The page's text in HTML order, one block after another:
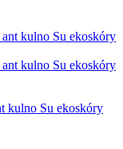
kulno Su ekoskóry